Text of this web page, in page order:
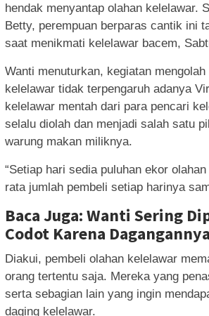
hendak menyantap olahan kelelawar.
Betty, perempuan berparas cantik ini
saat menikmati kelelawar bacem,
Wanti menuturkan, kegiatan mengolah
kelelawar tidak terpengaruh adanya
kelelawar mentah dari para pencari
selalu diolah dan menjadi salah satu
warung makan miliknya.
“Setiap hari sedia puluhan ekor
rata jumlah pembeli setiap harinya
Baca Juga: Wanti Sering
Codot Karena Dagangannya
Diakui, pembeli olahan kelelawar
orang tertentu saja. Mereka yang
serta sebagian lain yang ingin
daging kelelawar.